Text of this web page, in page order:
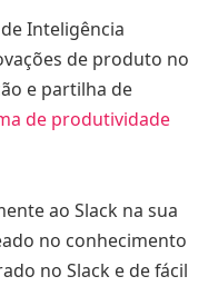
de Inteligência
de produto no
e partilha de
de produtividade
ao Slack na sua
no conhecimento
no Slack e de fácil